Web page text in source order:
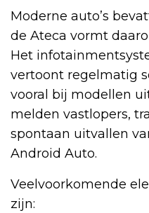
Moderne auto’s
de Ateca vormt
Het
vertoont regelmatig
vooral bij modellen
melden vastlopers,
spontaan uitvallen
Android Auto.
Veelvoorkomende
zijn: